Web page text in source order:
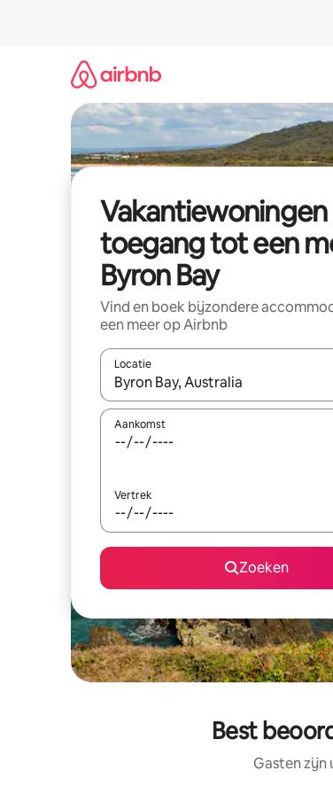
toegang tot een
Byron Bay
Vind en boek bijzondere
een meer op Airbnb
Locatie
Wanneer er resultaten beschikbaar
Aankomst
Vertrek
Zoeken
Best
Gasten zijn